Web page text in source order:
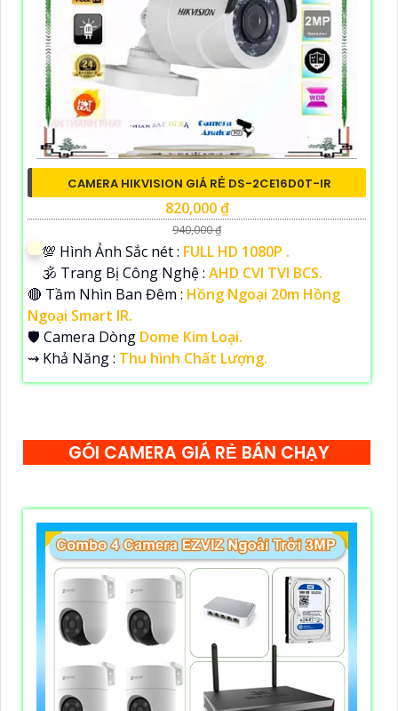
CAMERA HIKVISION GIÁ RẺ DS-2CE16D0T-IR
820,000 ₫
940,000 ₫
💯 Hình Ảnh Sắc nét : FULL HD 1080P .
🕉️ Trang Bị Công Nghệ : AHD CVI TVI BCS.
🔴 Tầm Nhìn Ban Đêm : Hồng Ngoại 20m Hồng
Ngoại Smart IR.
🛡 Camera Dòng Dome Kim Loại.
️⇝ Khả Năng : Thu hình Chất Lượng.
GÓI CAMERA GIÁ RẺ BÁN CHẠY